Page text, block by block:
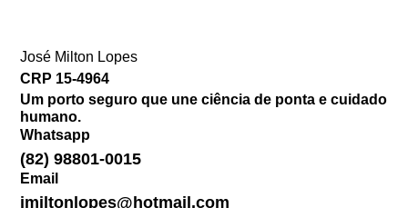
José Milton Lopes​
CRP 15-4964
Um porto seguro que une ciência de ponta e cuidado
humano.
Whatsapp
(82) 98801-0015
Email
jmiltonlopes@hotmail.com